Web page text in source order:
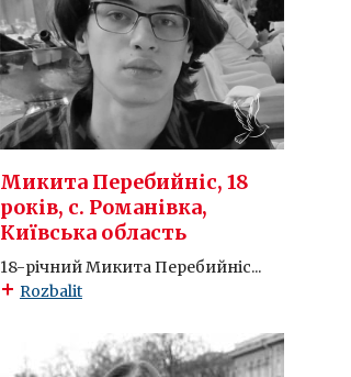
Микита Перебийніс, 18
років, с. Романівка,
Київська область
18-річний Микита Перебийніс...
Rozbalit